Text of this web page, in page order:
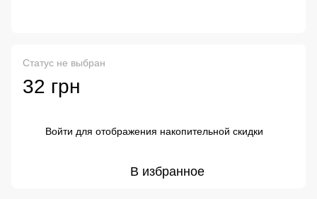
Статус не выбран
32 грн
Войти для отображения накопительной скидки
В избранное